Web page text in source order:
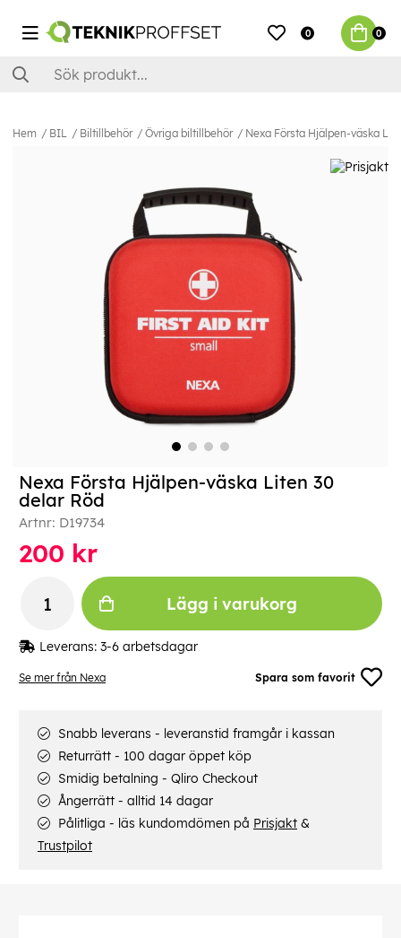
0 0
Hem BIL Biltillbehör Övriga biltillbehör Nexa Första Hjälpen-väska
Se mer från Nexa Spara som favorit
Nexa Första Hjälpen-väska Liten 30
delar Röd
Artnr: D19734
200 kr
Lägg i varukorg
Leverans: 3-6 arbetsdagar
Snabb leverans - leveranstid framgår i kassan
Returrätt - 100 dagar öppet köp
Smidig betalning - Qliro Checkout
Ångerrätt - alltid 14 dagar
Pålitliga - läs kundomdömen på Prisjakt &
Trustpilot